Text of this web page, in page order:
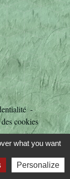
-
cookies
Communes
what you want
Personalize